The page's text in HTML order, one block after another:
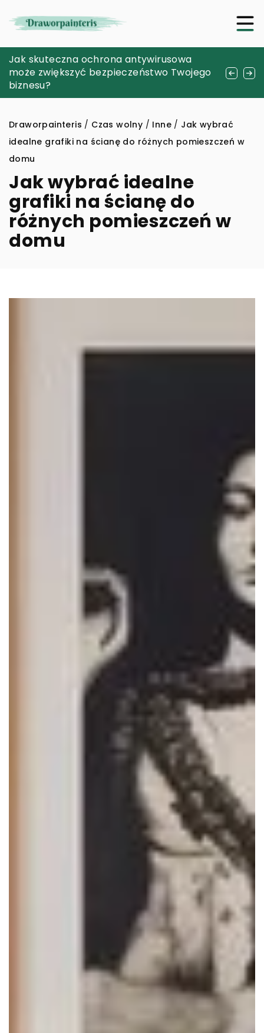
Mölkky – plenerowa odmiana gry w kręgle
prosto z Finlandii
Jak skuteczna ochrona antywirusowa
może zwiększyć bezpieczeństwo Twojego
biznesu?
Odkrywając pasje: jak znaleźć hobby
idealne dla siebie
Draworpainteris / Czas wolny / Inne / Jak wybrać
idealne grafiki na ścianę do różnych pomieszczeń w
domu
Jak wybrać idealne
grafiki na ścianę do
różnych pomieszczeń w
domu